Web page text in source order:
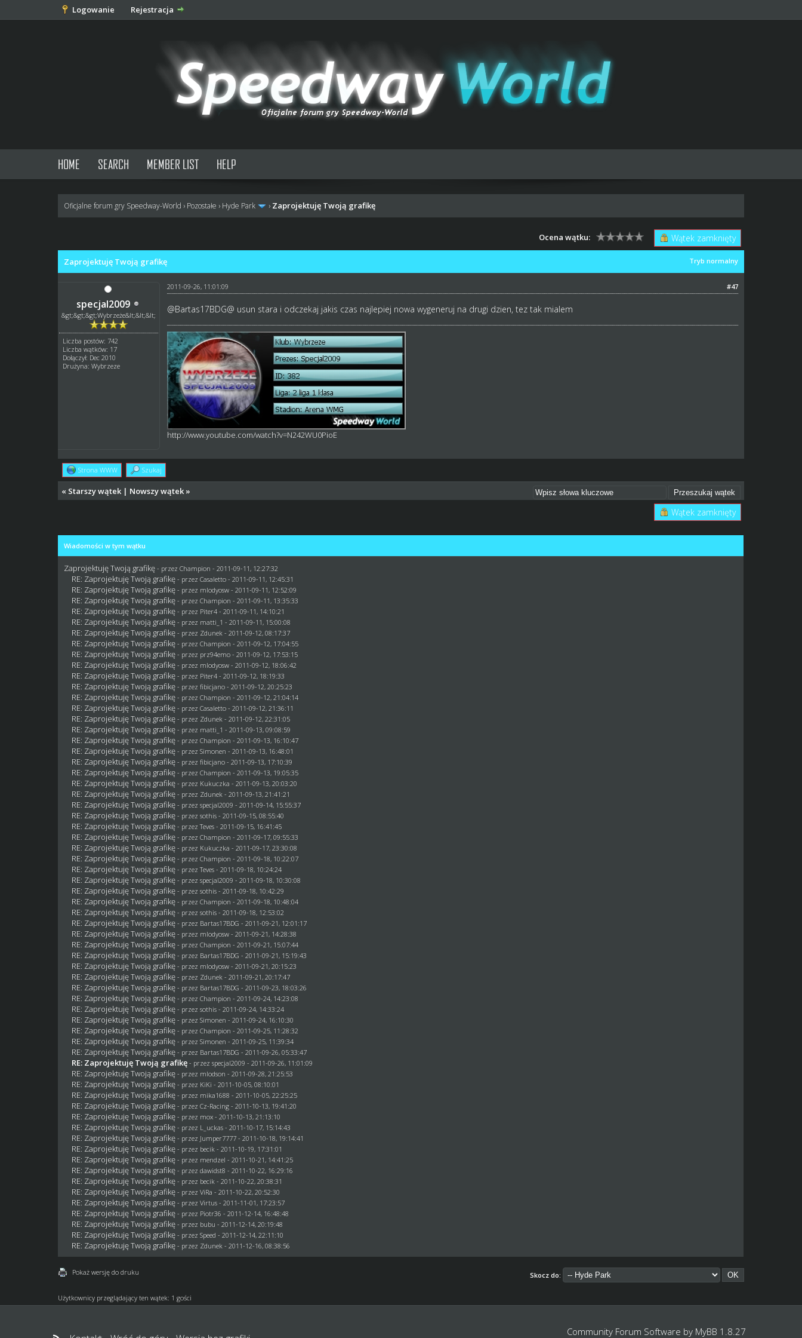
Logowanie Rejestracja
HOME SEARCH MEMBER LIST HELP
Oficjalne forum gry Speedway-World › Pozostałe › Hyde Park › Zaprojektuję Twoją grafikę
Wątek zamknięty
Ocena wątku:
Tryb normalny
Zaprojektuję Twoją grafikę
specjal2009
&gt;&gt;&gt;Wybrzeże&lt;&lt;&lt;
Liczba postów: 742
Liczba wątków: 17
Dołączył: Dec 2010
Drużyna: Wybrzeze
#47
2011-09-26, 11:01:09
@Bartas17BDG@ usun stara i odczekaj jakis czas najlepiej nowa wygeneruj na drugi dzien, tez tak mialem
http://www.youtube.com/watch?v=N242WU0PioE
Strona WWW Szukaj
« Starszy wątek | Nowszy wątek »
Wątek zamknięty
Wiadomości w tym wątku
Zaprojektuję Twoją grafikę - przezChampion - 2011-09-11, 12:27:32
RE: Zaprojektuję Twoją grafikę - przezCasaletto - 2011-09-11, 12:45:31
RE: Zaprojektuję Twoją grafikę - przez mlodyosw - 2011-09-11, 12:52:09
RE: Zaprojektuję Twoją grafikę - przezChampion - 2011-09-11, 13:35:33
RE: Zaprojektuję Twoją grafikę - przez Piter4 - 2011-09-11, 14:10:21
RE: Zaprojektuję Twoją grafikę - przez matti_1 - 2011-09-11, 15:00:08
RE: Zaprojektuję Twoją grafikę - przez Zdunek - 2011-09-12, 08:17:37
RE: Zaprojektuję Twoją grafikę - przezChampion - 2011-09-12, 17:04:55
RE: Zaprojektuję Twoją grafikę - przez prz94emo - 2011-09-12, 17:53:15
RE: Zaprojektuję Twoją grafikę - przez mlodyosw - 2011-09-12, 18:06:42
RE: Zaprojektuję Twoją grafikę - przez Piter4 - 2011-09-12, 18:19:33
RE: Zaprojektuję Twoją grafikę - przezfibicjano - 2011-09-12, 20:25:23
RE: Zaprojektuję Twoją grafikę - przezChampion - 2011-09-12, 21:04:14
RE: Zaprojektuję Twoją grafikę - przezCasaletto - 2011-09-12, 21:36:11
RE: Zaprojektuję Twoją grafikę - przez Zdunek - 2011-09-12, 22:31:05
RE: Zaprojektuję Twoją grafikę - przez matti_1 - 2011-09-13, 09:08:59
RE: Zaprojektuję Twoją grafikę - przezChampion - 2011-09-13, 16:10:47
RE: Zaprojektuję Twoją grafikę - przezSimonen - 2011-09-13, 16:48:01
RE: Zaprojektuję Twoją grafikę - przezfibicjano - 2011-09-13, 17:10:39
RE: Zaprojektuję Twoją grafikę - przezChampion - 2011-09-13, 19:05:35
RE: Zaprojektuję Twoją grafikę - przez Kukuczka - 2011-09-13, 20:03:20
RE: Zaprojektuję Twoją grafikę - przez Zdunek - 2011-09-13, 21:41:21
RE: Zaprojektuję Twoją grafikę - przezspecjal2009 - 2011-09-14, 15:55:37
RE: Zaprojektuję Twoją grafikę - przezsothis - 2011-09-15, 08:55:40
RE: Zaprojektuję Twoją grafikę - przezTeves - 2011-09-15, 16:41:45
RE: Zaprojektuję Twoją grafikę - przezChampion - 2011-09-17, 09:55:33
RE: Zaprojektuję Twoją grafikę - przez Kukuczka - 2011-09-17, 23:30:08
RE: Zaprojektuję Twoją grafikę - przezChampion - 2011-09-18, 10:22:07
RE: Zaprojektuję Twoją grafikę - przezTeves - 2011-09-18, 10:24:24
RE: Zaprojektuję Twoją grafikę - przezspecjal2009 - 2011-09-18, 10:30:08
RE: Zaprojektuję Twoją grafikę - przezsothis - 2011-09-18, 10:42:29
RE: Zaprojektuję Twoją grafikę - przezChampion - 2011-09-18, 10:48:04
RE: Zaprojektuję Twoją grafikę - przezsothis - 2011-09-18, 12:53:02
RE: Zaprojektuję Twoją grafikę - przez Bartas17BDG - 2011-09-21, 12:01:17
RE: Zaprojektuję Twoją grafikę - przez mlodyosw - 2011-09-21, 14:28:38
RE: Zaprojektuję Twoją grafikę - przezChampion - 2011-09-21, 15:07:44
RE: Zaprojektuję Twoją grafikę - przez Bartas17BDG - 2011-09-21, 15:19:43
RE: Zaprojektuję Twoją grafikę - przez mlodyosw - 2011-09-21, 20:15:23
RE: Zaprojektuję Twoją grafikę - przez Zdunek - 2011-09-21, 20:17:47
RE: Zaprojektuję Twoją grafikę - przez Bartas17BDG - 2011-09-23, 18:03:26
RE: Zaprojektuję Twoją grafikę - przezChampion - 2011-09-24, 14:23:08
RE: Zaprojektuję Twoją grafikę - przezsothis - 2011-09-24, 14:33:24
RE: Zaprojektuję Twoją grafikę - przezSimonen - 2011-09-24, 16:10:30
RE: Zaprojektuję Twoją grafikę - przezChampion - 2011-09-25, 11:28:32
RE: Zaprojektuję Twoją grafikę - przezSimonen - 2011-09-25, 11:39:34
RE: Zaprojektuję Twoją grafikę - przez Bartas17BDG - 2011-09-26, 05:33:47
RE: Zaprojektuję Twoją grafikę - przezspecjal2009 - 2011-09-26, 11:01:09
RE: Zaprojektuję Twoją grafikę - przez mlodson - 2011-09-28, 21:25:53
RE: Zaprojektuję Twoją grafikę - przez KiKi - 2011-10-05, 08:10:01
RE: Zaprojektuję Twoją grafikę - przez mika1688 - 2011-10-05, 22:25:25
RE: Zaprojektuję Twoją grafikę - przezCz-Racing - 2011-10-13, 19:41:20
RE: Zaprojektuję Twoją grafikę - przez mox - 2011-10-13, 21:13:10
RE: Zaprojektuję Twoją grafikę - przez L_uckas - 2011-10-17, 15:14:43
RE: Zaprojektuję Twoją grafikę - przez Jumper7777 - 2011-10-18, 19:14:41
RE: Zaprojektuję Twoją grafikę - przez becik - 2011-10-19, 17:31:01
RE: Zaprojektuję Twoją grafikę - przez mendzel - 2011-10-21, 14:41:25
RE: Zaprojektuję Twoją grafikę - przezdawidst8 - 2011-10-22, 16:29:16
RE: Zaprojektuję Twoją grafikę - przez becik - 2011-10-22, 20:38:31
RE: Zaprojektuję Twoją grafikę - przezViRa - 2011-10-22, 20:52:30
RE: Zaprojektuję Twoją grafikę - przezVirtus - 2011-11-01, 17:23:57
RE: Zaprojektuję Twoją grafikę - przez Piotr36 - 2011-12-14, 16:48:48
RE: Zaprojektuję Twoją grafikę - przez bubu - 2011-12-14, 20:19:48
RE: Zaprojektuję Twoją grafikę - przezSpeed - 2011-12-14, 22:11:10
RE: Zaprojektuję Twoją grafikę - przez Zdunek - 2011-12-16, 08:38:56
Pokaż wersję do druku Skocz do:
Użytkownicy przeglądający ten wątek: 1 gości
Community Forum Software by MyBB 1.8.27